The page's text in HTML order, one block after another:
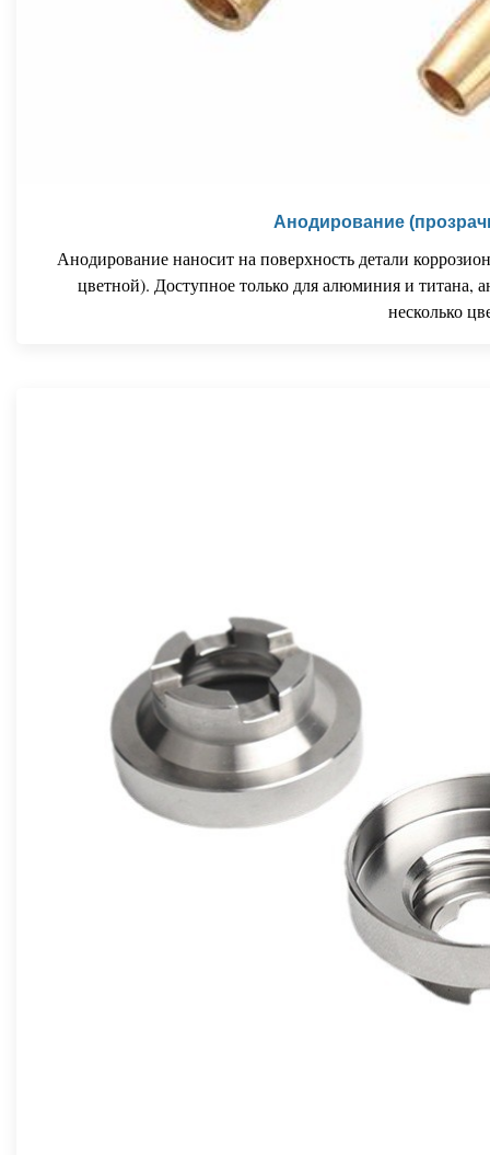
Анодирование
Анодирование наносит на поверхность детали
цветной). Доступное только для алюминия и титана,
несколько